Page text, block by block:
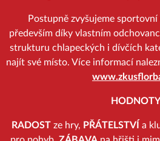
Postupně zvyšujeme
především díky vlastním
strukturu chlapeckých i dívčích
najít své místo. Více informací
HODNOTY
RADOSTze hry, PŘÁTELSTVÍ a